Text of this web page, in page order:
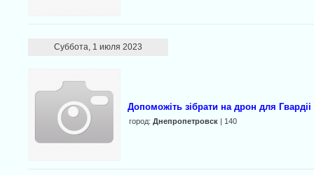
Суббота, 1 июля 2023
Допоможіть зібрати на дрон для Гвардіі
город: Днепропетровск | 140